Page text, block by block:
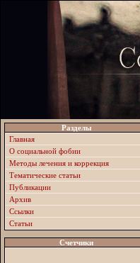
Разделы
Главная
О социальной фобии
Методы лечения и коррекция
Тематические статьи
Публикации
Архив
Ссылки
Статьи
Счетчики